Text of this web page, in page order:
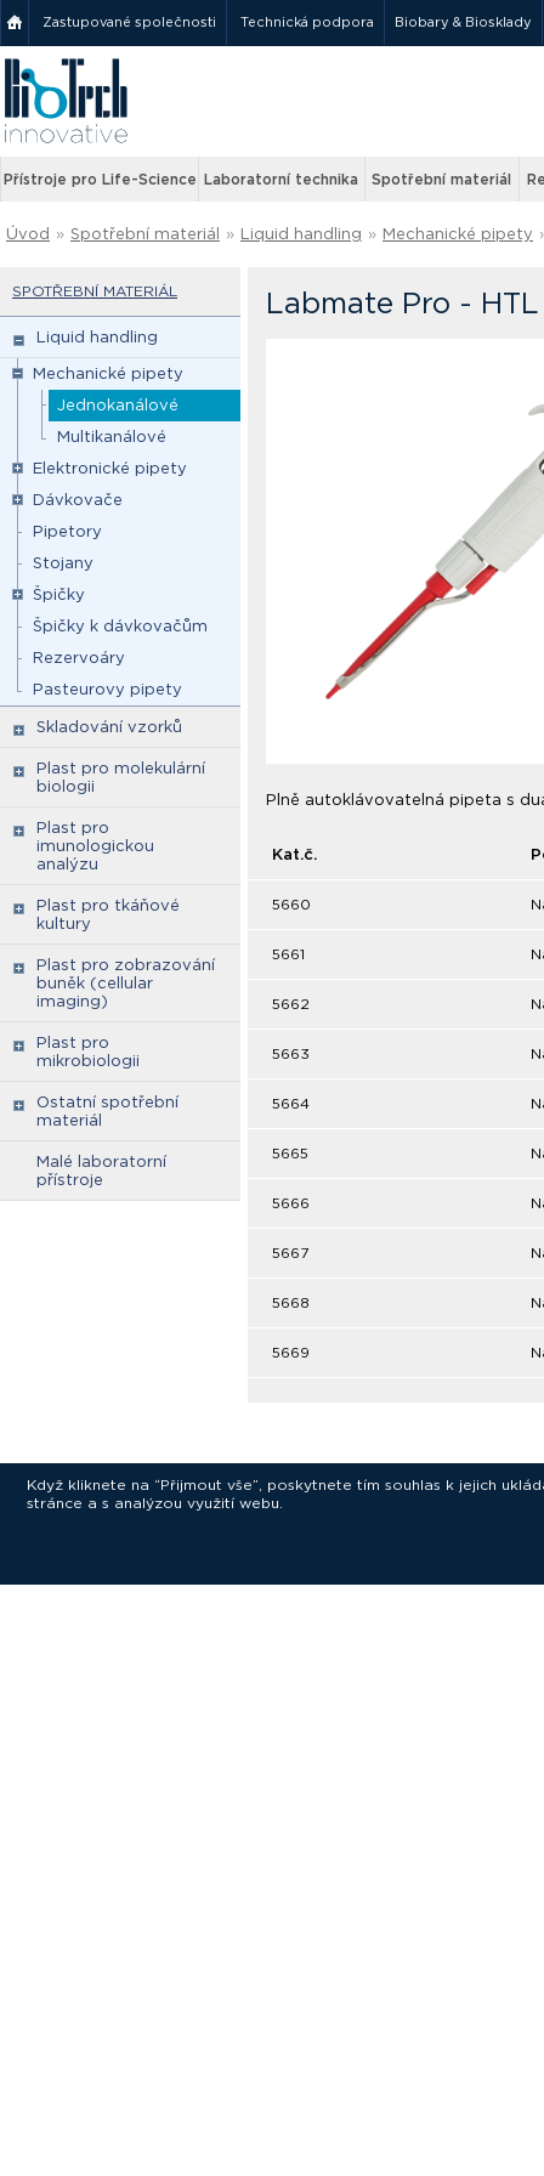
Zastupované společnosti Technická podpora Biobary & Biosklady
Přístroje pro Life-Science Laboratorní technika Spotřební materiál
Úvod » Spotřební materiál » Liquid handling » Mechanické pipety
SPOTŘEBNÍ MATERIÁL
Liquid handling
Mechanické pipety
Jednokanálové
Multikanálové
Elektronické pipety
Dávkovače
Pipetory
Stojany
Špičky
Špičky k dávkovačům
Rezervoáry
Pasteurovy pipety
Skladování vzorků
Plast pro molekulární
biologii
Plast pro
imunologickou
analýzu
Plast pro tkáňové
kultury
Plast pro zobrazování
buněk (cellular
imaging)
Plast pro
mikrobiologii
Ostatní spotřební
materiál
Malé laboratorní
přístroje
Labmate Pro - HTL
Plně autoklávovatelná pipeta s
Kat.č.
5660
5661
5662
5663
5664
5665
5666
5667
5668
5669
Když kliknete na “Přijmout vše”, poskytnete tím souhlas k jejich
stránce a s analýzou využití webu.